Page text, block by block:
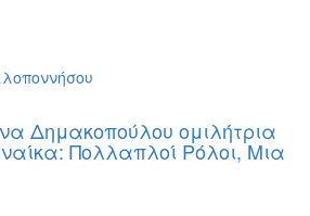
Δημακοπούλου ομιλήτρια
Πολλαπλοί Ρόλοι, Μια